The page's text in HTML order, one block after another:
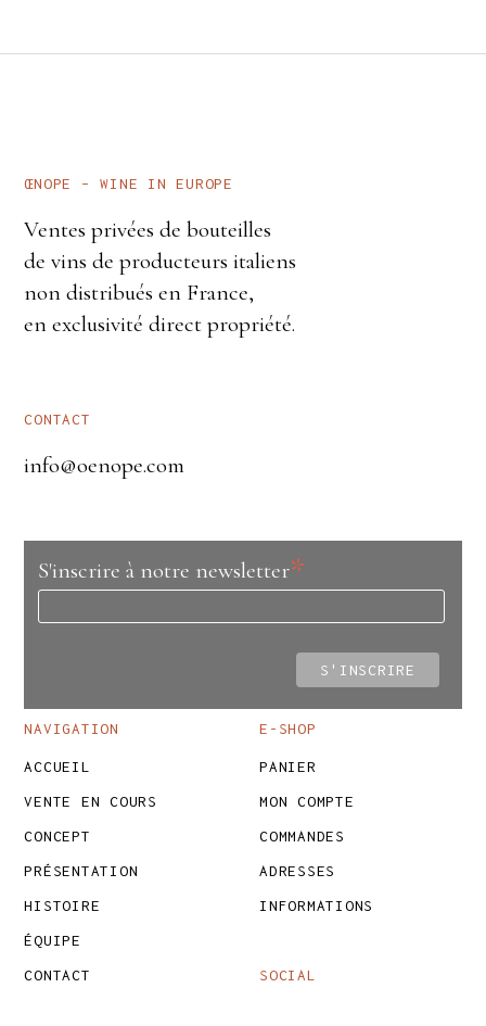
ŒNOPE – WINE IN EUROPE
Ventes privées de bouteilles
de vins de producteurs italiens
non distribués en France,
en exclusivité direct propriété.
CONTACT
info@oenope.com
S'inscrire à notre newsletter*
NAVIGATION
ACCUEIL
VENTE EN COURS
CONCEPT
PRÉSENTATION
HISTOIRE
ÉQUIPE
CONTACT
E-SHOP
PANIER
MON COMPTE
COMMANDES
ADRESSES
INFORMATIONS
SOCIAL